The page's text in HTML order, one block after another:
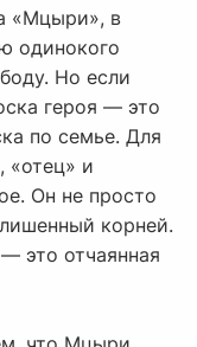
«Мцыри», в
одинокого
Но если
героя — это
по семье. Для
«отец» и
Он не просто
корней.
это отчаянная